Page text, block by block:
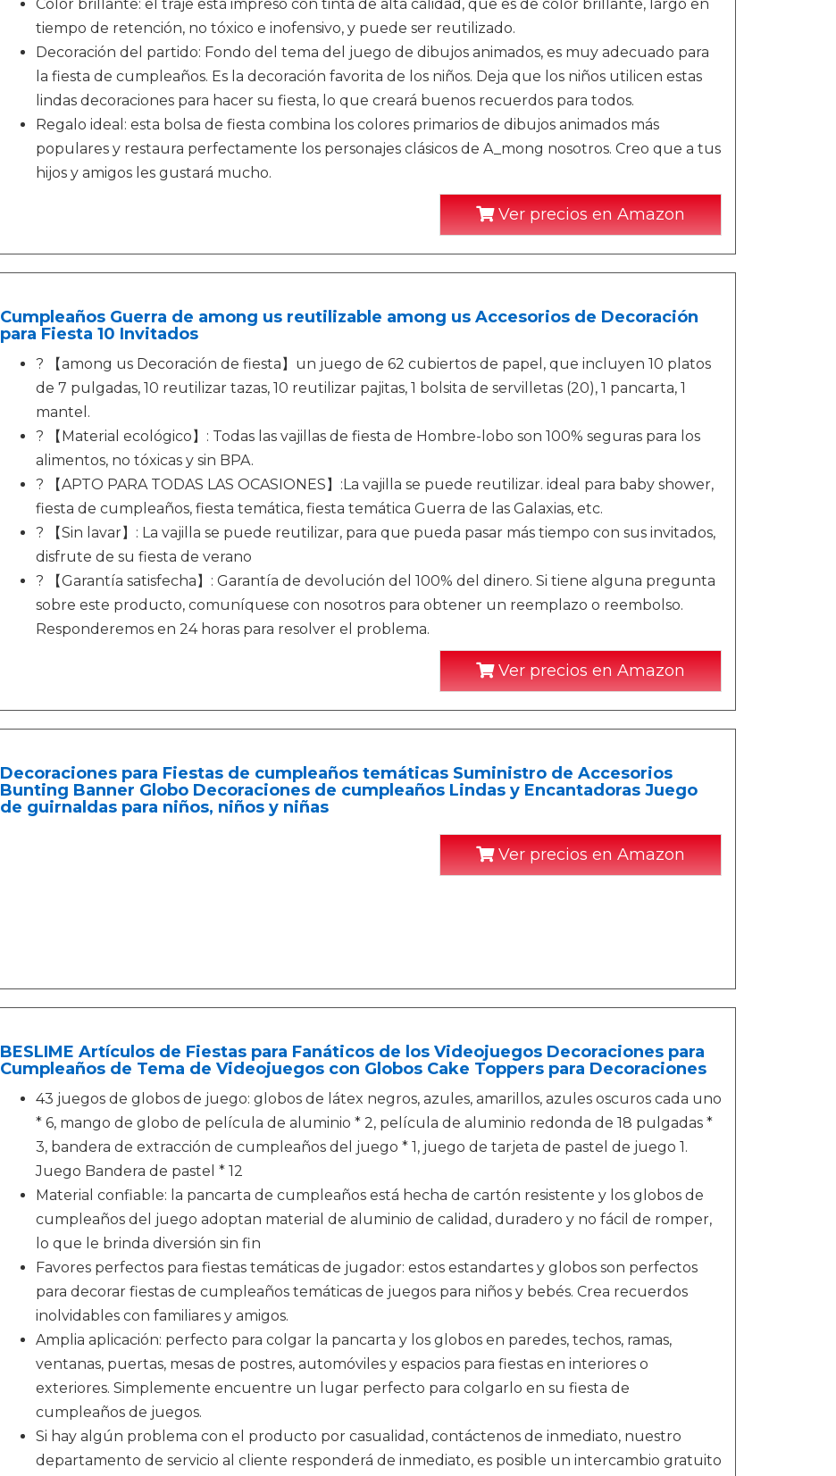
Color brillante: el traje está impreso con tinta de alta calidad, que es de color brillante, largo en
tiempo de retención, no tóxico e inofensivo, y puede ser reutilizado.
Decoración del partido: Fondo del tema del juego de dibujos animados, es muy adecuado para
la fiesta de cumpleaños. Es la decoración favorita de los niños. Deja que los niños utilicen estas
lindas decoraciones para hacer su fiesta, lo que creará buenos recuerdos para todos.
Regalo ideal: esta bolsa de fiesta combina los colores primarios de dibujos animados más
populares y restaura perfectamente los personajes clásicos de A_mong nosotros. Creo que a tus
hijos y amigos les gustará mucho.
Ver precios en Amazon
Cumpleaños Guerra de among us reutilizable among us Accesorios de Decoración
para Fiesta 10 Invitados
? 【among us Decoración de fiesta】un juego de 62 cubiertos de papel, que incluyen 10 platos
de 7 pulgadas, 10 reutilizar tazas, 10 reutilizar pajitas, 1 bolsita de servilletas (20), 1 pancarta, 1
mantel.
? 【Material ecológico】: Todas las vajillas de fiesta de Hombre-lobo son 100% seguras para los
alimentos, no tóxicas y sin BPA.
? 【APTO PARA TODAS LAS OCASIONES】:La vajilla se puede reutilizar. ideal para baby shower,
fiesta de cumpleaños, fiesta temática, fiesta temática Guerra de las Galaxias, etc.
? 【Sin lavar】: La vajilla se puede reutilizar, para que pueda pasar más tiempo con sus invitados,
disfrute de su fiesta de verano
? 【Garantía satisfecha】: Garantía de devolución del 100% del dinero. Si tiene alguna pregunta
sobre este producto, comuníquese con nosotros para obtener un reemplazo o reembolso.
Responderemos en 24 horas para resolver el problema.
Ver precios en Amazon
Decoraciones para Fiestas de cumpleaños temáticas Suministro de Accesorios
Bunting Banner Globo Decoraciones de cumpleaños Lindas y Encantadoras Juego
de guirnaldas para niños, niños y niñas
Ver precios en Amazon
BESLIME Artículos de Fiestas para Fanáticos de los Videojuegos Decoraciones para
Cumpleaños de Tema de Videojuegos con Globos Cake Toppers para Decoraciones
43 juegos de globos de juego: globos de látex negros, azules, amarillos, azules oscuros cada uno
* 6, mango de globo de película de aluminio * 2, película de aluminio redonda de 18 pulgadas *
3, bandera de extracción de cumpleaños del juego * 1, juego de tarjeta de pastel de juego 1.
Juego Bandera de pastel * 12
Material confiable: la pancarta de cumpleaños está hecha de cartón resistente y los globos de
cumpleaños del juego adoptan material de aluminio de calidad, duradero y no fácil de romper,
lo que le brinda diversión sin fin
Favores perfectos para fiestas temáticas de jugador: estos estandartes y globos son perfectos
para decorar fiestas de cumpleaños temáticas de juegos para niños y bebés. Crea recuerdos
inolvidables con familiares y amigos.
Amplia aplicación: perfecto para colgar la pancarta y los globos en paredes, techos, ramas,
ventanas, puertas, mesas de postres, automóviles y espacios para fiestas en interiores o
exteriores. Simplemente encuentre un lugar perfecto para colgarlo en su fiesta de
cumpleaños de juegos.
Si hay algún problema con el producto por casualidad, contáctenos de inmediato, nuestro
departamento de servicio al cliente responderá de inmediato, es posible un intercambio gratuito